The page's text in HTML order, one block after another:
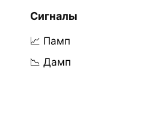
Сигналы
📈 Памп
📉 Дамп